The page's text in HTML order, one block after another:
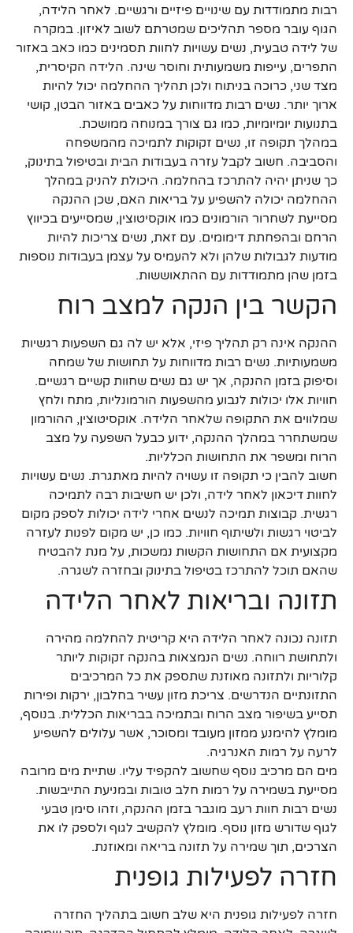
רבות מתמודדות עם שינויים פיזיים ורגשיים. לאחר הלידה,
הגוף עובר מספר תהליכים שמטרתם לשוב לאיזון. במקרה
של לידה טבעית, נשים עשויות לחוות תסמינים כמו כאב באזור
התפרים, עייפות משמעותית וחוסר שינה. הלידה הקיסרית,
מצד שני, כרוכה בניתוח ולכן תהליך ההחלמה יכול להיות
ארוך יותר. נשים רבות מדווחות על כאבים באזור הבטן, קושי
בתנועות יומיומיות, כמו גם צורך במנוחה ממושכת.
במהלך תקופה זו, נשים זקוקות לתמיכה מהמשפחה
והסביבה. חשוב לקבל עזרה בעבודות הבית ובטיפול בתינוק,
כך שניתן יהיה להתרכז בהחלמה. היכולת להניק במהלך
ההחלמה יכולה להשפיע על בריאות האם, שכן ההנקה
מסייעת לשחרור הורמונים כמו אוקסיטוצין, שמסייעים בכיווץ
הרחם ובהפחתת דימומים. עם זאת, נשים צריכות להיות
מודעות לגבולות שלהן ולא להעמיס על עצמן בעבודות נוספות
בזמן שהן מתמודדות עם ההתאוששות.
הקשר בין הנקה למצב רוח
ההנקה אינה רק תהליך פיזי, אלא יש לה גם השפעות רגשיות
משמעותיות. נשים רבות מדווחות על תחושות של שמחה
וסיפוק בזמן ההנקה, אך יש גם נשים שחוות קשיים רגשיים.
חוויות אלו יכולות לנבוע מהשפעות הורמונליות, מתח ולחץ
שמלווים את התקופה שלאחר הלידה. אוקסיטוצין, ההורמון
שמשתחרר במהלך ההנקה, ידוע כבעל השפעה על מצב
הרוח ומשפר את התחושות הכלליות.
חשוב להבין כי תקופה זו עשויה להיות מאתגרת. נשים עשויות
לחוות דיכאון לאחר לידה, ולכן יש חשיבות רבה לתמיכה
רגשית. קבוצות תמיכה לנשים אחרי לידה יכולות לספק מקום
לביטוי רגשות ולשיתוף חוויות. כמו כן, יש מקום לפנות לעזרה
מקצועית אם התחושות הקשות נמשכות, על מנת להבטיח
שהאם תוכל להתרכז בטיפול בתינוק ובחזרה לשגרה.
תזונה ובריאות לאחר הלידה
תזונה נכונה לאחר הלידה היא קריטית להחלמה מהירה
ולתחושת רווחה. נשים הנמצאות בהנקה זקוקות ליותר
קלוריות ולתזונה מאוזנת שתספק את כל המרכיבים
התזונתיים הנדרשים. צריכת מזון עשיר בחלבון, ירקות ופירות
תסייע בשיפור מצב הרוח ובתמיכה בבריאות הכללית. בנוסף,
מומלץ להימנע ממזון מעובד ומסוכר, אשר עלולים להשפיע
לרעה על רמות האנרגיה.
מים הם מרכיב נוסף שחשוב להקפיד עליו. שתיית מים מרובה
מסייעת בשמירה על רמות חלב טובות ובמניעת התייבשות.
נשים רבות חוות רעב מוגבר בזמן ההנקה, וזהו סימן טבעי
לגוף שדורש מזון נוסף. מומלץ להקשיב לגוף ולספק לו את
הצרכים, תוך שמירה על תזונה בריאה ומאוזנת.
חזרה לפעילות גופנית
חזרה לפעילות גופנית היא שלב חשוב בתהליך החזרה